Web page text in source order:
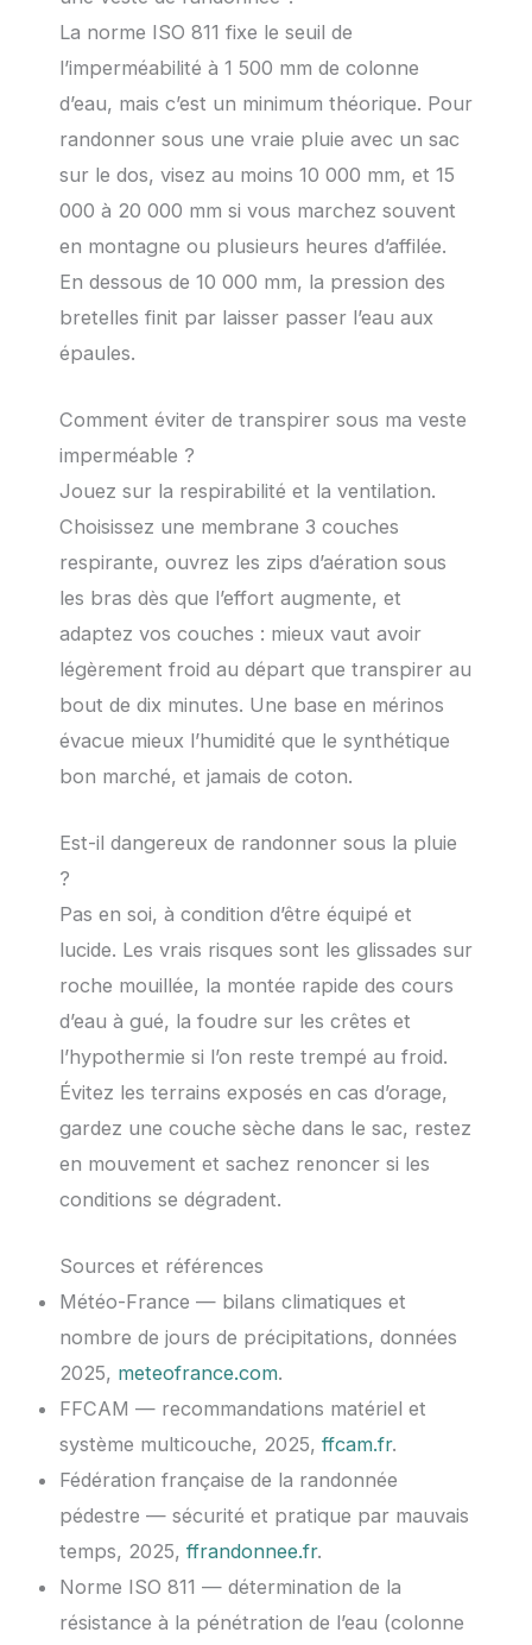
La norme ISO 811 fixe le seuil de
l’imperméabilité à 1 500 mm de colonne
d’eau, mais c’est un minimum théorique. Pour
randonner sous une vraie pluie avec un sac
sur le dos, visez au moins 10 000 mm, et 15
000 à 20 000 mm si vous marchez souvent
en montagne ou plusieurs heures d’affilée.
En dessous de 10 000 mm, la pression des
bretelles finit par laisser passer l’eau aux
épaules.
Comment éviter de transpirer sous ma veste
imperméable ?
Jouez sur la respirabilité et la ventilation.
Choisissez une membrane 3 couches
respirante, ouvrez les zips d’aération sous
les bras dès que l’effort augmente, et
adaptez vos couches : mieux vaut avoir
légèrement froid au départ que transpirer au
bout de dix minutes. Une base en mérinos
évacue mieux l’humidité que le synthétique
bon marché, et jamais de coton.
Est-il dangereux de randonner sous la pluie
?
Pas en soi, à condition d’être équipé et
lucide. Les vrais risques sont les glissades sur
roche mouillée, la montée rapide des cours
d’eau à gué, la foudre sur les crêtes et
l’hypothermie si l’on reste trempé au froid.
Évitez les terrains exposés en cas d’orage,
gardez une couche sèche dans le sac, restez
en mouvement et sachez renoncer si les
conditions se dégradent.
Sources et références
Météo-France — bilans climatiques et
nombre de jours de précipitations, données
2025, meteofrance.com.
FFCAM — recommandations matériel et
système multicouche, 2025, ffcam.fr.
Fédération française de la randonnée
pédestre — sécurité et pratique par mauvais
temps, 2025, ffrandonnee.fr.
Norme ISO 811 — détermination de la
résistance à la pénétration de l’eau (colonne